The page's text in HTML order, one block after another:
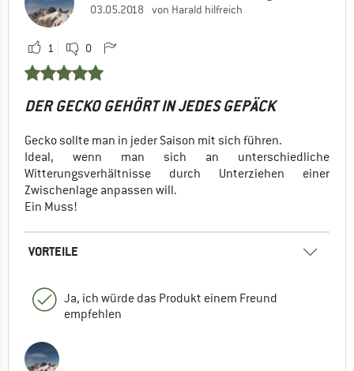
03.05.2018
von Harald hilfreich
1 0
DER GECKO GEHÖRT IN JEDES GEPÄCK
Gecko sollte man in jeder Saison mit sich führen.
Ideal, wenn man sich an unterschiedliche
Witterungsverhältnisse durch Unterziehen einer
Zwischenlage anpassen will.
Ein Muss!
VORTEILE
Ja, ich würde das Produkt einem Freund
empfehlen